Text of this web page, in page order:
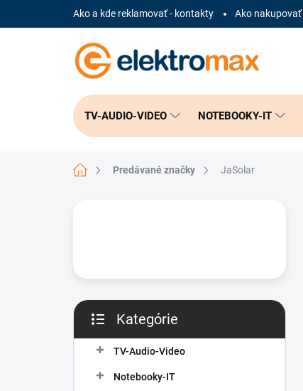
Ako a kde reklamovať - kontakty Ako nakupovať
TV-AUDIO-VIDEO NOTEBOOKY-IT
DomovPredávané značky JaSolar
a
n
kategórie
Kategórie
TV-Audio-Video
Notebooky-IT